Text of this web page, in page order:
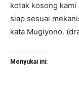
kotak kosong kami
siap sesuai
kata Mugiyono.
Menyukai ini: